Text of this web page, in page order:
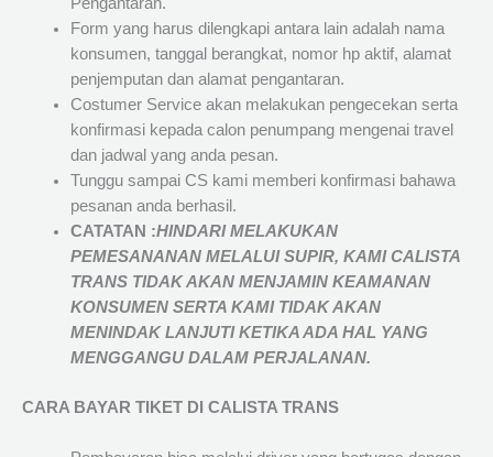
Form yang harus dilengkapi antara lain adalah nama
konsumen, tanggal berangkat, nomor hp aktif, alamat
penjemputan dan alamat pengantaran.
Costumer Service akan melakukan pengecekan serta
konfirmasi kepada calon penumpang mengenai travel
dan jadwal yang anda pesan.
Tunggu sampai CS kami memberi konfirmasi bahawa
pesanan anda berhasil.
CATATAN :HINDARI MELAKUKAN
PEMESANANAN MELALUI SUPIR, KAMICALISTA
TRANSTIDAK AKAN MENJAMINKEAMANAN
KONSUMEN SERTA KAMI TIDAK AKAN
MENINDAK LANJUTI KETIKA ADA HAL YANG
MENGGANGU DALAM PERJALANAN.
CARA BAYAR TIKET DI CALISTA TRANS